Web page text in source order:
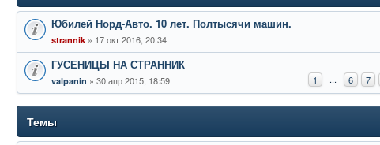
Юбилей Норд-Авто. 10 лет. Полтысячи машин.
strannik 17 окт 2016, 20:34
ГУСЕНИЦЫ НА СТРАННИК
1 ... 6 7
valpanin 30 апр 2015, 18:59
Темы